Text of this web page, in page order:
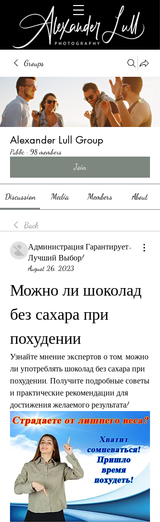
Groups
Alexander Lull Group
Public · 98 members
Join
Discussion Media Members About
Back
Администрация Гарантирует-
Лучший Выбор!
August 26, 2023
Можно ли шоколад
без сахара при
похудении
Узнайте мнение экспертов о том, можно
ли употреблять шоколад без сахара при
похудении. Получите подробные советы
и практические рекомендации для
достижения желаемого результата!